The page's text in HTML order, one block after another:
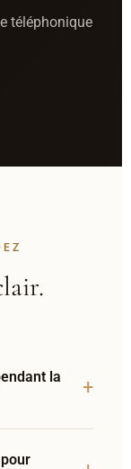
téléphonique
la
modèle est